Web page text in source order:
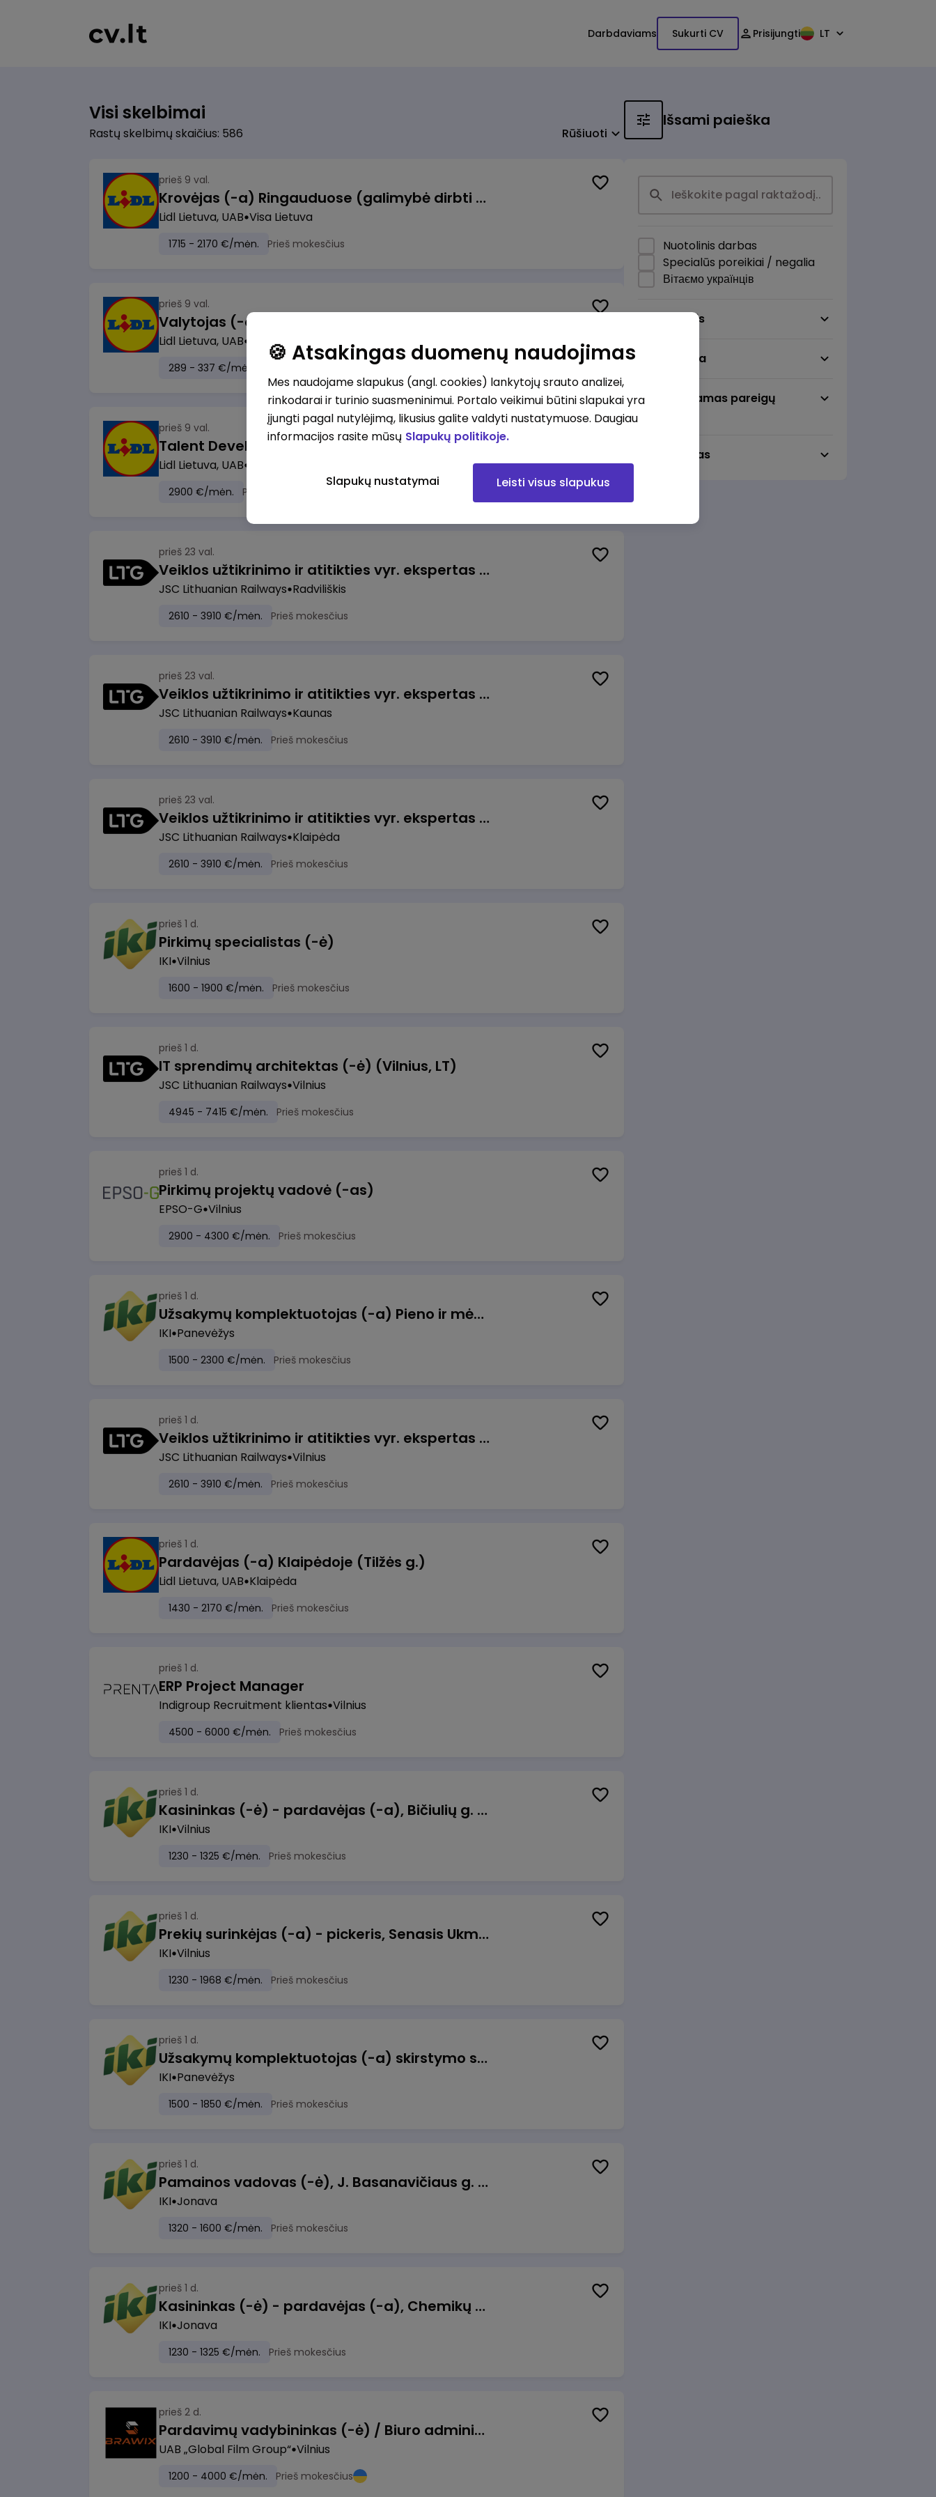
Darbdaviams Sukurti CV Prisijungti LT
Visi skelbimai
Rastų skelbimų skaičius: 586 Rūšiuoti
prieš 9 val.
Krovėjas (-a) Ringauduose (galimybė dirbti nepilnu etatu)
Lidl Lietuva, UAB Visa Lietuva
1715 - 2170 €/mėn. Prieš mokesčius
prieš 9 val.
Lidl Lietuva, UAB Marijampolė
289 - 337 €/mėn.
prieš 9 val.
Talent Development Project Manager (fixed term - 1.5 years)
Lidl Lietuva, UAB
2900 €/mėn. Prieš mokesčius
prieš 23 val.
Veiklos užtikrinimo ir atitikties vyr. ekspertas (-ė) (Radviliškis) (Radviliškis, LT)
JSC Lithuanian Railways Radviliškis
2610 - 3910 €/mėn. Prieš mokesčius
prieš 23 val.
Veiklos užtikrinimo ir atitikties vyr. ekspertas (-ė) (Kaunas) (Kaunas, LT)
JSC Lithuanian Railways Kaunas
2610 - 3910 €/mėn. Prieš mokesčius
prieš 23 val.
Veiklos užtikrinimo ir atitikties vyr. ekspertas (-ė) (Klaipėda) (Klaipėda, LT)
JSC Lithuanian Railways Klaipėda
2610 - 3910 €/mėn. Prieš mokesčius
prieš 1 d.
Pirkimų specialistas (-ė)
IKI Vilnius
1600 - 1900 €/mėn. Prieš mokesčius
prieš 1 d.
IT sprendimų architektas (-ė) (Vilnius, LT)
JSC Lithuanian Railways Vilnius
4945 - 7415 €/mėn. Prieš mokesčius
prieš 1 d.
Pirkimų projektų vadovė (-as)
EPSO-G Vilnius
2900 - 4300 €/mėn. Prieš mokesčius
prieš 1 d.
Užsakymų komplektuotojas (-a) Pieno ir mėsos sandėlyje
IKI Panevėžys
1500 - 2300 €/mėn. Prieš mokesčius
prieš 1 d.
Veiklos užtikrinimo ir atitikties vyr. ekspertas (-ė) (Vilnius, LT)
JSC Lithuanian Railways Vilnius
2610 - 3910 €/mėn. Prieš mokesčius
prieš 1 d.
Pardavėjas (-a) Klaipėdoje (Tilžės g.)
Lidl Lietuva, UAB Klaipėda
1430 - 2170 €/mėn. Prieš mokesčius
prieš 1 d.
ERP Project Manager
Indigroup Recruitment klientas Vilnius
4500 - 6000 €/mėn. Prieš mokesčius
prieš 1 d.
Kasininkas (-ė) - pardavėjas (-a), Bičiulių g. 36, Bukiškis, Vilnius
IKI Vilnius
1230 - 1325 €/mėn. Prieš mokesčius
prieš 1 d.
Prekių surinkėjas (-a) - pickeris, Senasis Ukmergės kelias 8, Avižieniai
IKI Vilnius
1230 - 1968 €/mėn. Prieš mokesčius
prieš 1 d.
Užsakymų komplektuotojas (-a) skirstymo sandėlyje
IKI Panevėžys
1500 - 1850 €/mėn. Prieš mokesčius
prieš 1 d.
Pamainos vadovas (-ė), J. Basanavičiaus g. 6, Jonava
IKI Jonava
1320 - 1600 €/mėn. Prieš mokesčius
prieš 1 d.
Kasininkas (-ė) - pardavėjas (-a), Chemikų g. 1, Jonava
IKI Jonava
1230 - 1325 €/mėn. Prieš mokesčius
prieš 2 d.
Pardavimų vadybininkas (-ė) / Biuro administratorius (-ė) (B2B)
UAB „Global Film Group“ Vilnius
1200 - 4000 €/mėn. Prieš mokesčius
Išsami paieška
Nuotolinis darbas
Specialūs poreikiai / negalia
Вітаємо українців
Darbo sritis
Darbo vieta
Pageidaujamas pareigų
Darbo laikas
🍪 Atsakingas duomenų naudojimas
Mes naudojame slapukus (angl. cookies) lankytojų srauto analizei,
rinkodarai ir turinio suasmeninimui. Portalo veikimui būtini slapukai yra
įjungti pagal nutylėjimą, likusius galite valdyti nustatymuose. Daugiau
informacijos rasite mūsų Slapukų politikoje.
Slapukų nustatymai Leisti visus slapukus